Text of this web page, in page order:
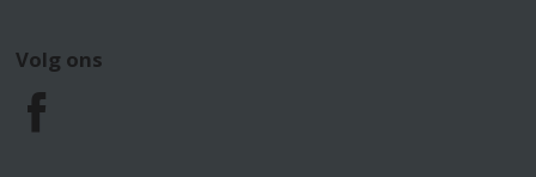
Volg ons
F